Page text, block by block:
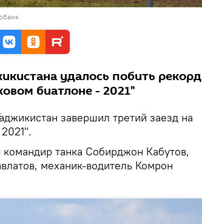
удалось побить рекорд
биатлоне - 2021"
завершил третий заезд на
командир танка Собирджон Кабутов,
механик-водитель Комрон